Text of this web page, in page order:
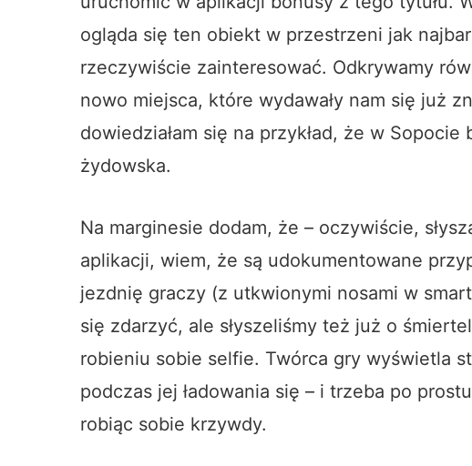
ogląda się ten obiekt w przestrzeni jak
rzeczywiście zainteresować. Odkrywamy
nowo miejsca, które wydawały nam się już
dowiedziałam się na przykład, że w Sopocie
żydowska.
Na marginesie dodam, że – oczywiście,
aplikacji, wiem, że są udokumentowane
jezdnię graczy (z utkwionymi nosami w
się zdarzyć, ale słyszeliśmy też już o
robieniu sobie selfie. Twórca gry wyświetla
podczas jej ładowania się – i trzeba po
robiąc sobie krzywdy.